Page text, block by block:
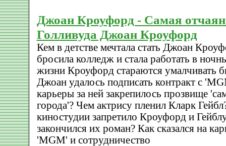
Джоан Кроуфорд - Самая
Голливуда Джоан Кроуфорд
Кем в детстве мечтала стать Джоан
бросила колледж и стала работать в
жизни Кроуфорд стараются умалчивать
Джоан удалось подписать контракт с
карьеры за ней закрепилось прозвище
города'? Чем актрису пленил Кларк
киностудии запретило Кроуфорд и
закончился их роман? Как сказался на
'MGM' и сотрудничество